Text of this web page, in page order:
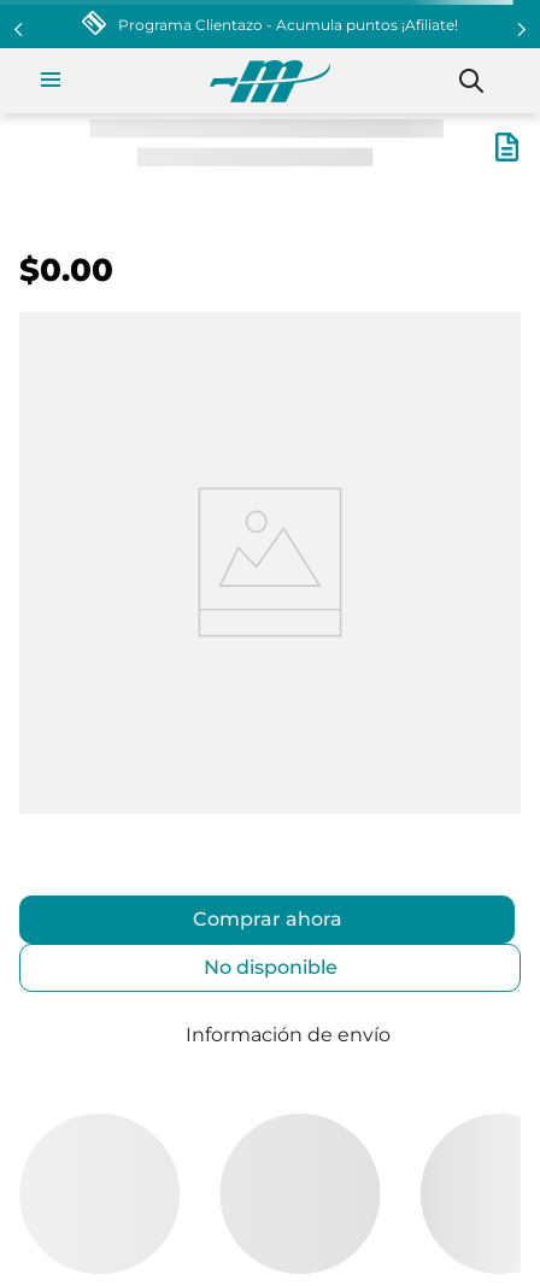
Programa Clientazo - Acumula puntos ¡Afiliate!
$0.00
Comprar ahora
No disponible
Información de envío